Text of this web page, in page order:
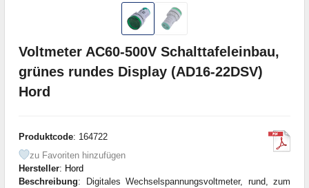
Voltmeter AC60-500V Schalttafeleinbau,
grünes rundes Display (AD16-22DSV)
Hord
Produktcode: 164722
zu Favoriten hinzufügen
Hersteller: Hord
Beschreibung: Digitales Wechselspannungsvoltmeter, rund, zum